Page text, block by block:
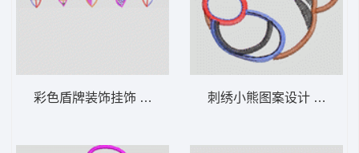
彩色盾牌装饰挂饰 卡通童装章标贴布 刺绣小熊图案